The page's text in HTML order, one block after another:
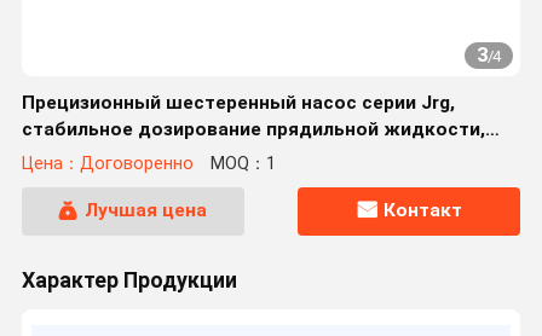
3/4
Прецизионный шестеренный насос серии Jrg,
стабильное дозирование прядильной жидкости,
полиуретана и пенопласта ПК
Цена：Договоренно MOQ：1
Лучшая цена Контакт
Характер Продукции